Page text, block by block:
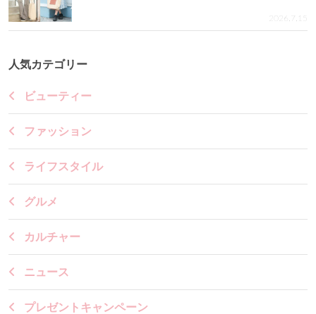
2026.7.15
人気カテゴリー
ビューティー
ファッション
ライフスタイル
グルメ
カルチャー
ニュース
プレゼントキャンペーン